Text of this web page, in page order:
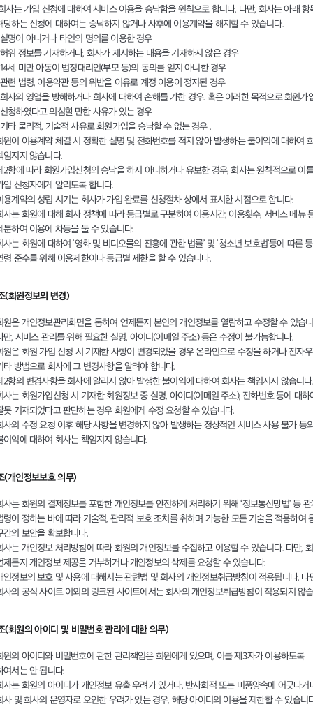
사는 가입 신청에 대하여 서비스 이용을 승낙함을 원칙으로 합니다. 다만, 회사는 아래 항
당하는 신청에 대하여는 승낙하지 않거나 사후에 이용계약을 해지할 수 있습니다.
실명이 아니거나 타인의 명의를 이용한 경우
허위 정보를 기재하거나, 회사가 제시하는 내용을 기재하지 않은 경우
14세 미만 아동이 법정대리인(부모 등)의 동의를 얻지 아니한 경우
관련 법령, 이용약관 등의 위반을 이유로 계정 이용이 정지된 경우
회사의 영업을 방해하거나 회사에 대하여 손해를 가한 경우. 혹은 이러한 목적으로 회원가
신청하였다고 의심할 만한 사유가 있는 경우
기타 물리적, 기술적 사유로 회원가입을 승낙할 수 없는 경우 .
원이 이용계약 체결 시 정확한 실명 및 전화번호를 적지 않아 발생하는 불이익에 대하여
임지지 않습니다.
2항에 따라 회원가입신청의 승낙을 하지 아니하거나 유보한 경우, 회사는 원칙적으로 이를
입 신청자에게 알리도록 합니다.
용계약의 성립 시기는 회사가 가입 완료를 신청절차 상에서 표시한 시점으로 합니다.
사는 회원에 대해 회사 정책에 따라 등급별로 구분하여 이용시간, 이용횟수, 서비스 메뉴
분하여 이용에 차등을 둘 수 있습니다.
사는 회원에 대하여 ‘영화 및 비디오물의 진흥에 관한 법률’ 및 ‘청소년 보호법’등에 따른
령 준수를 위해 이용제한이나 등급별 제한을 할 수 있습니다.
(회원정보의 변경)
원은 개인정보관리화면을 통하여 언제든지 본인의 개인정보를 열람하고 수정할 수 있습
만, 서비스 관리를 위해 필요한 실명, 아이디(이메일 주소) 등은 수정이 불가능합니다.
원은 회원 가입 신청 시 기재한 사항이 변경되었을 경우 온라인으로 수정을 하거나 전자
타 방법으로 회사에 그 변경사항을 알려야 합니다.
2항의 변경사항을 회사에 알리지 않아 발생한 불이익에 대하여 회사는 책임지지 않습니다.
사는 회원가입신청 시 기재한 회원정보 중 실명, 아이디(이메일 주소), 전화번호 등에 대하
못 기재되었다고 판단하는 경우 회원에게 수정 요청할 수 있습니다.
사의 수정 요청 이후 해당 사항을 변경하지 않아 발생하는 정상적인 서비스 사용 불가 등의
이익에 대하여 회사는 책임지지 않습니다.
(개인정보보호 의무)
사는 회원의 결제정보를 포함한 개인정보를 안전하게 처리하기 위해 ‘정보통신망법’ 등 관
령이 정하는 바에 따라 기술적, 관리적 보호 조치를 취하며 가능한 모든 기술을 적용하여
간의 보안을 확보합니다.
사는 개인정보 처리방침에 따라 회원의 개인정보를 수집하고 이용할 수 있습니다. 다만,
제든지 개인정보 제공을 거부하거나 개인정보의 삭제를 요청할 수 있습니다.
인정보의 보호 및 사용에 대해서는 관련법 및 회사의 개인정보취급방침이 적용됩니다. 다
사의 공식 사이트 이외의 링크된 사이트에서는 회사의 개인정보취급방침이 적용되지 않
(회원의 아이디 및 비밀번호 관리에 대한 의무)
원의 아이디와 비밀번호에 관한 관리책임은 회원에게 있으며, 이를 제3자가 이용하도록
여서는 안 됩니다.
사는 회원의 아이디가 개인정보 유출 우려가 있거나, 반사회적 또는 미풍양속에 어긋나거
사 및 회사의 운영자로 오인한 우려가 있는 경우, 해당 아이디의 이용을 제한할 수 있습니